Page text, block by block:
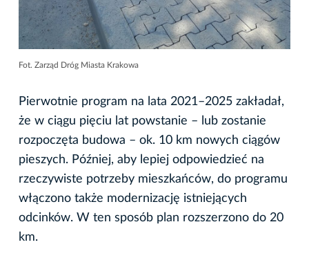
Fot. Zarząd Dróg Miasta Krakowa
Pierwotnie program na lata 2021–2025 zakładał,
że w ciągu pięciu lat powstanie – lub zostanie
rozpoczęta budowa – ok. 10 km nowych ciągów
pieszych. Później, aby lepiej odpowiedzieć na
rzeczywiste potrzeby mieszkańców, do programu
włączono także modernizację istniejących
odcinków. W ten sposób plan rozszerzono do 20
km.